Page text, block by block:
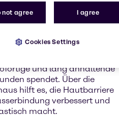
Umarmung schützt – stärkt
der Haut und verbessert
MOIST XS ist eine
aus Natriumlactat und
Feuchtigkeitsfaktor
und lang anhaltende
spendet. Über die
hilft es, die Hautbarriere
verbessert und
macht.
not agree I agree
Cookies Settings